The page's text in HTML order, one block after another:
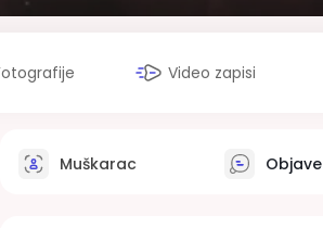
Video zapisi
Muškarac Objave